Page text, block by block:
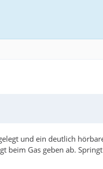
und ein deutlich
beim Gas geben ab.